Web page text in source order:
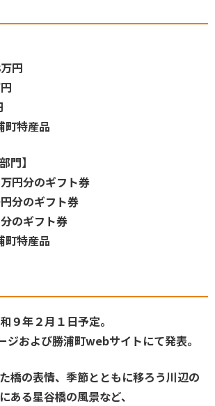
円
町特産品
門】
円分のギフト券
分のギフト券
のギフト券
町特産品
９年２月１日予定。
および勝浦町webサイトにて発表。
橋の表情、季節とともに移ろう川辺の
ある星谷橋の風景など、